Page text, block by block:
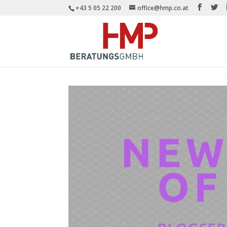
+43 5 05 22 200 office@hmp.co.at